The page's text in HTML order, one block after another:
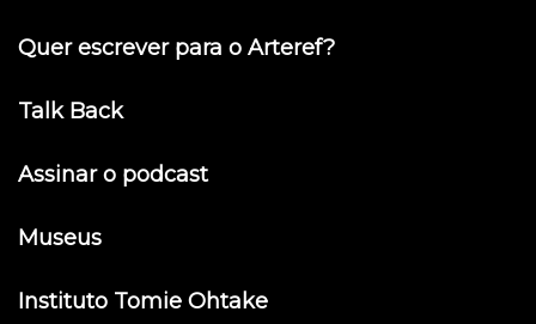
Quer escrever para o Arteref?
Talk Back
Assinar o podcast
Museus
Instituto Tomie Ohtake